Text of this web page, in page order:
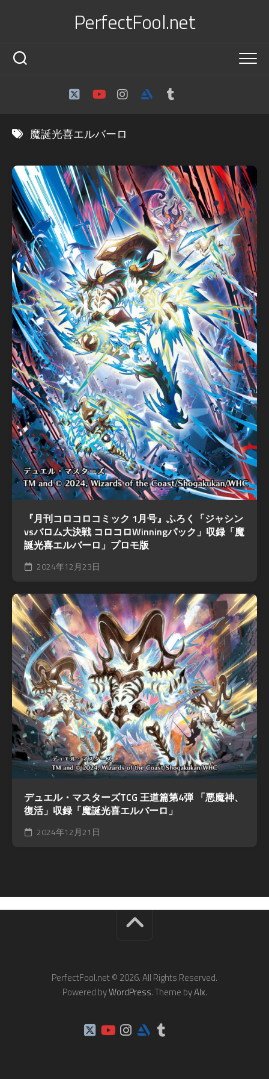
PerfectFool.net
魔誕光喜エルバーロ
『月刊コロコロコミック 1月号』ふろく「ジャシン
vsバロム大決戦 コロコロWinningパック」収録「魔
誕光喜エルバーロ」プロモ版
2024年12月23日
デュエル・マスターズTCG 王道篇第4弾 「悪魔神、
復活」収録「魔誕光喜エルバーロ」
2024年12月21日
PerfectFool.net © 2026. All Rights Reserved.
Powered byWordPress. Theme byAlx.